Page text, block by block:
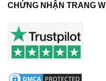
CHỨNG NHẬN TRANG